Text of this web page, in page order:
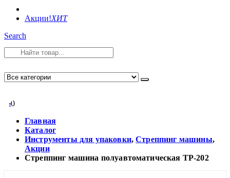
Акции!ХИТ
Search
00
Главная
Каталог
Инструменты для упаковки,Стреппинг машины,
Акции
Стреппинг машина полуавтоматическая TP-202